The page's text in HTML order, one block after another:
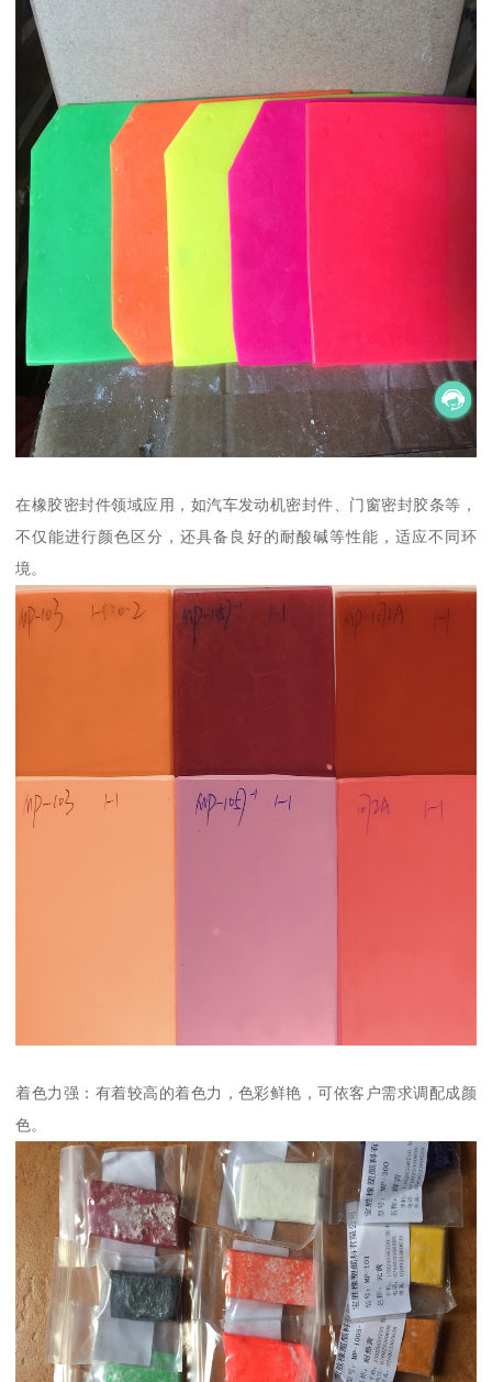
在橡胶密封件领域应用，如汽车发动机密封件、门窗密封胶条等，
不仅能进行颜色区分，还具备良好的耐酸碱等性能，适应不同环
境。
着色力强：有着较高的着色力，色彩鲜艳，可依客户需求调配成颜
色。